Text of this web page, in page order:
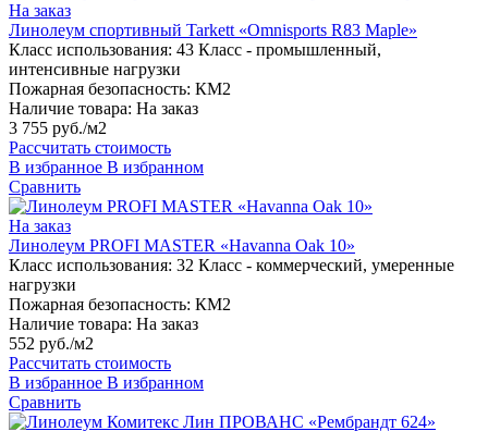
На заказ
Линолеум спортивный Tarkett «Omnisports R83 Maple»
Класс использования: 43 Класс - промышленный,
интенсивные нагрузки
Пожарная безопасность: КМ2
Наличие товара: На заказ
3 755 руб./м2
Рассчитать стоимость
В избранное В избранном
Сравнить
На заказ
Линолеум PROFI MASTER «Havanna Oak 10»
Класс использования: 32 Класс - коммерческий, умеренные
нагрузки
Пожарная безопасность: КМ2
Наличие товара: На заказ
552 руб./м2
Рассчитать стоимость
В избранное В избранном
Сравнить